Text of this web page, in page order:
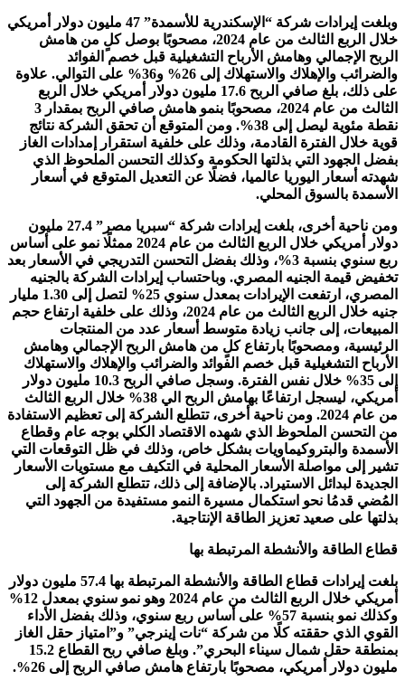
وبلغت إيرادات شركة “الإسكندرية للأسمدة” 47 مليون دولار أمريكي
خلال الربع الثالث من عام 2024، مصحوبًا بوصل كلٍ من هامش
الربح الإجمالي وهامش الأرباح التشغيلية قبل خصم الفوائد
والضرائب والإهلاك والاستهلاك إلى 26% و36% على التوالي. علاوة
على ذلك، بلغ صافي الربح 17.6 مليون دولار أمريكي خلال الربع
الثالث من عام 2024، مصحوبًا بنمو هامش صافي الربح بمقدار 3
نقطة مئوية ليصل إلى 38%. ومن المتوقع أن تحقق الشركة نتائج
قوية خلال الفترة القادمة، وذلك على خلفية استقرار إمدادات الغاز
بفضل الجهود التي بذلتها الحكومة وكذلك التحسن الملحوظ الذي
شهدته أسعار اليوريا عالميا، فضلًا عن التعديل المتوقع في أسعار
الأسمدة بالسوق المحلي.
ومن ناحية أخرى، بلغت إيرادات شركة “سبريا مصر” 27.4 مليون
دولار أمريكي خلال الربع الثالث من عام 2024 ممثلًا نمو على أساس
ربع سنوي بنسبة 3%، وذلك بفضل التحسن التدريجي في الأسعار بعد
تخفيض قيمة الجنيه المصري. وباحتساب إيرادات الشركة بالجنيه
المصري، ارتفعت الإيرادات بمعدل سنوي 25% لتصل إلى 1.30 مليار
جنيه خلال الربع الثالث من عام 2024، وذلك على خلفية ارتفاع حجم
المبيعات، إلى جانب زيادة متوسط ​​أسعار عدد من المنتجات
الرئيسية، ومصحوبًا بارتفاع كلٍ من هامش الربح الإجمالي وهامش
الأرباح التشغيلية قبل خصم الفوائد والضرائب والإهلاك والاستهلاك
إلى 35% خلال نفس الفترة. وسجل صافي الربح 10.3 مليون دولار
أمريكي، ليسجل ارتفاعًا بهامش الربح الي 38% خلال الربع الثالث
من عام 2024. ومن ناحية أخرى، تتطلع الشركة إلى تعظيم الاستفادة
من التحسن الملحوظ الذي شهده الاقتصاد الكلي بوجه عام وقطاع
الأسمدة والبتروكيماويات بشكل خاص، وذلك في ظل التوقعات التي
تشير إلى مواصلة الأسعار المحلية في التكيف مع مستويات الأسعار
الجديدة لبدائل الاستيراد. بالإضافة إلى ذلك، تتطلع الشركة إلى
المُضي قدمُا نحو استكمال مسيرة النمو مستفيدة من الجهود التي
بذلتها على صعيد تعزيز الطاقة الإنتاجية.
قطاع الطاقة والأنشطة المرتبطة بها
بلغت إيرادات قطاع الطاقة والأنشطة المرتبطة بها 57.4 مليون دولار
أمريكي خلال الربع الثالث من عام 2024 وهو نمو سنوي بمعدل 12%
وكذلك نمو بنسبة 57% على أساس ربع سنوي، وذلك بفضل الأداء
القوي الذي حققته كلًا من شركة “نات إينرجي” و”امتياز حقل الغاز
بمنطقة حقل شمال سيناء البحري”. وبلغ صافي ربح القطاع 15.2
مليون دولار أمريكي، مصحوبًا بارتفاع هامش صافي الربح إلى 26%.